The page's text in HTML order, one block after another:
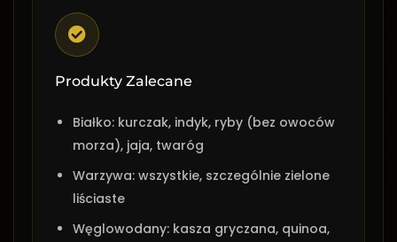
Produkty Zalecane
Białko: kurczak, indyk, ryby (bez owoców
morza), jaja, twaróg
Warzywa: wszystkie, szczególnie zielone
liściaste
Węglowodany: kasza gryczana, quinoa,